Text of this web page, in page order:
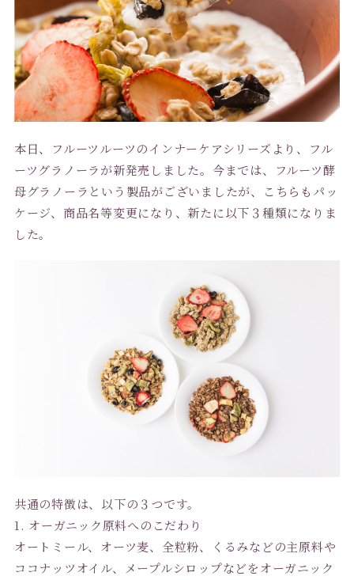
本日、フルーツルーツのインナーケアシリーズより、フル
ーツグラノーラが新発売しました。今までは、フルーツ酵
母グラノーラという製品がございましたが、こちらもパッ
ケージ、商品名等変更になり、新たに以下３種類になりま
した。
共通の特徴は、以下の３つです。
1. オーガニック原料へのこだわり
オートミール、オーツ麦、全粒粉、くるみなどの主原料や
ココナッツオイル、メープルシロップなどをオーガニック